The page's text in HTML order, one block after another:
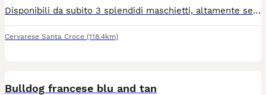
Disponibili da subito 3 splendidi maschietti, altamente selezionati. Nati il 13 Maggio 2026. I cuccioli provengono da genitori accuratamente selezionati per morfologia, carattere e salute, con Pedigree ENCI e DNA depositato. Entrambi i genitori hanno effettuato i test ufficiali previsti per la razza: displasia anche e gomiti, ecocardiografia, visita oculistica e test genetici. La mamma è "Giovane campionessa Italiana", il papà "Giovane campione Francese". I cuccioli vengono allevati in famiglia e socializzati verso persone, cani e gatti. Verranno venduti con:3 vaccini, vaccinazione rabbia,2 sverminazioni, pedigree ENCI e iscrizione all'anagrafe canina nazionale. Per informazioni contattare Silvia De Boni, 39 3381740124 (anche Whatsapp), silviadeboni73@gmail.com, Padova (Veneto).
Cervarese Santa Croce (118.4km)
Bulldog francese blu and tan